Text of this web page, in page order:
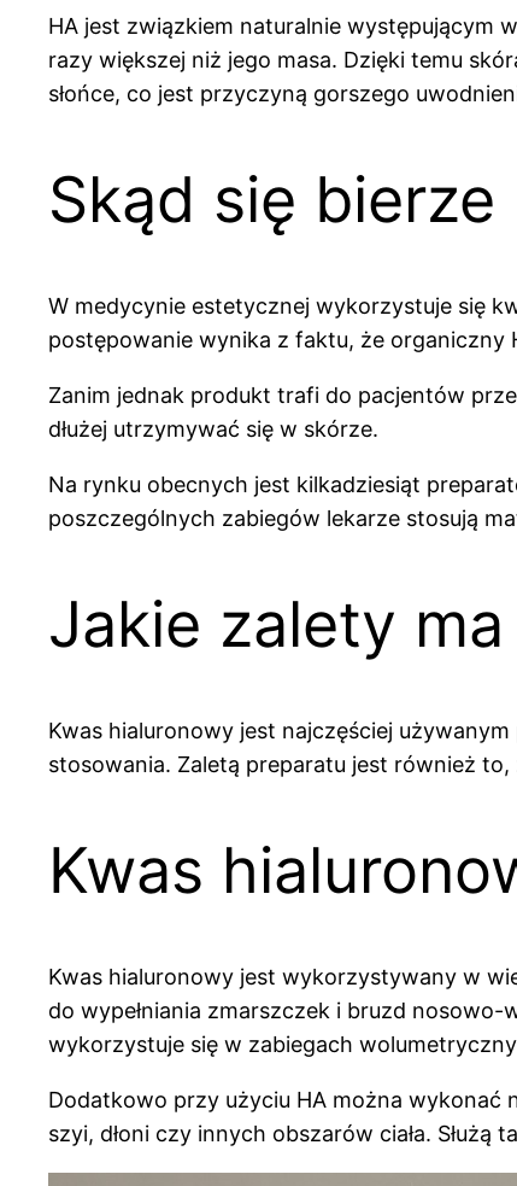
HA jest związkiem naturalnie występującym
razy większej niż jego masa. Dzięki temu
słońce, co jest przyczyną gorszego
Skąd się
W medycynie estetycznej wykorzystuje się
postępowanie wynika z faktu, że organiczny
Zanim jednak produkt trafi do pacjentów
dłużej utrzymywać się w skórze.
Na rynku obecnych jest kilkadziesiąt
poszczególnych zabiegów lekarze stosują
Jakie zalety
Kwas hialuronowy jest najczęściej
stosowania. Zaletą preparatu jest również
Kwas
Kwas hialuronowy jest wykorzystywany w
do wypełniania zmarszczek i bruzd
wykorzystuje się w zabiegach
Dodatkowo przy użyciu HA można wykonać
szyi, dłoni czy innych obszarów ciała.